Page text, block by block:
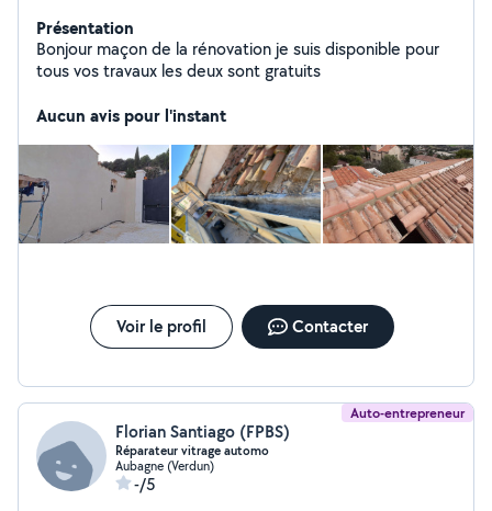
Présentation
Bonjour maçon de la rénovation je suis disponible pour
tous vos travaux les deux sont gratuits
Aucun avis pour l'instant
Voir le profil Contacter
Auto-entrepreneur
Florian Santiago (FPBS)
Réparateur vitrage automo
Aubagne (Verdun)
-/5